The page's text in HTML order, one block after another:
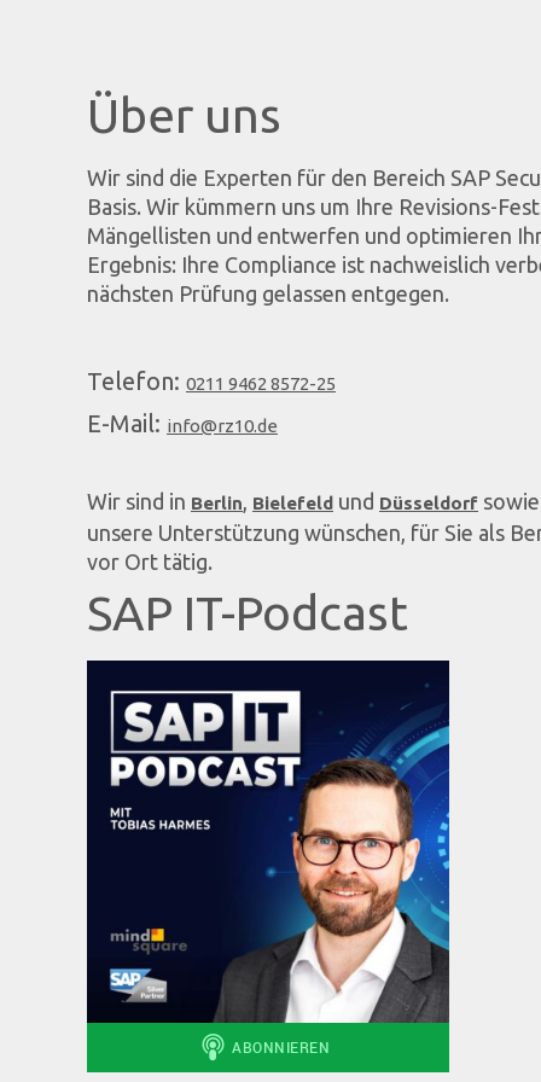
Über uns
Wir sind die Experten für den Bereich SAP
Basis. Wir kümmern uns um Ihre Revisions-
Mängellisten und entwerfen und optimieren
Ergebnis: Ihre Compliance ist nachweislich
nächsten Prüfung gelassen entgegen.
Telefon: 0211 9462 8572-25
E-Mail: info@rz10.de
Wir sind in Berlin Bielefeld und Düsseldorf
unsere Unterstützung wünschen, für Sie als
vor Ort tätig.
SAP IT-Podcast